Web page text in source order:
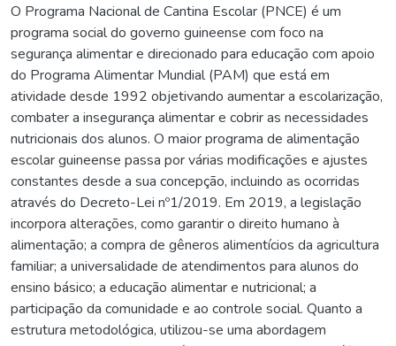
O Programa Nacional de Cantina Escolar (PNCE) é um
programa social do governo guineense com foco na
segurança alimentar e direcionado para educação com apoio
do Programa Alimentar Mundial (PAM) que está em
atividade desde 1992 objetivando aumentar a escolarização,
combater a insegurança alimentar e cobrir as necessidades
nutricionais dos alunos. O maior programa de alimentação
escolar guineense passa por várias modificações e ajustes
constantes desde a sua concepção, incluindo as ocorridas
através do Decreto-Lei nº1/2019. Em 2019, a legislação
incorpora alterações, como garantir o direito humano à
alimentação; a compra de gêneros alimentícios da agricultura
familiar; a universalidade de atendimentos para alunos do
ensino básico; a educação alimentar e nutricional; a
participação da comunidade e ao controle social. Quanto a
estrutura metodológica, utilizou-se uma abordagem